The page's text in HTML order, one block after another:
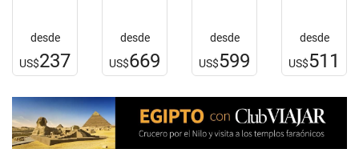
desde
US$237
desde
US$669
desde
US$599
desde
US$511